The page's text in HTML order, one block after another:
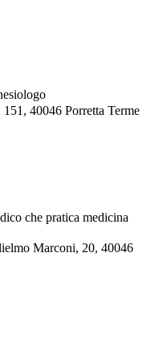
40046 Porretta Terme
che pratica medicina
Marconi, 20, 40046